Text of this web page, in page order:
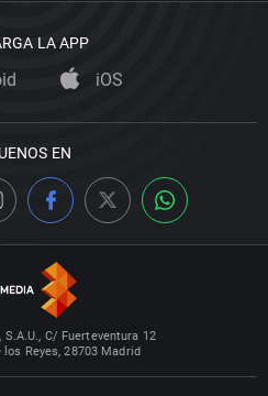
LA APP
iOS
EN
C/ Fuerteventura 12
Reyes, 28703 Madrid